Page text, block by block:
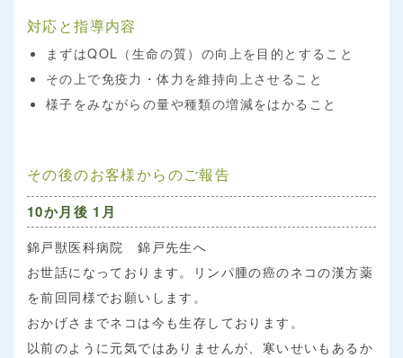
対応と指導内容
まずはQOL（生命の質）の向上を目的とすること
その上で免疫力・体力を維持向上させること
様子をみながらの量や種類の増減をはかること
その後のお客様からのご報告
10か月後 1月
錦戸獣医科病院 錦戸先生へ
お世話になっております。リンパ腫の癌のネコの漢方薬
を前回同様でお願いします。
おかげさまでネコは今も生存しております。
以前のように元気ではありませんが、寒いせいもあるか